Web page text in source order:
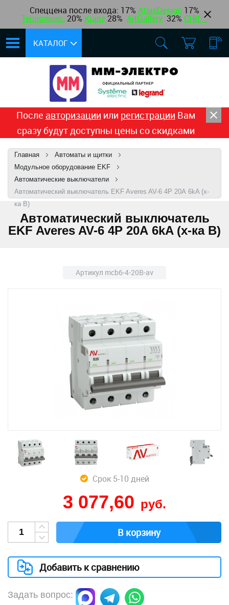
Спеццена после входа: 17% AtlasDesign 17%
Теплолюкс, 20% Kranz 28% ArtGallery 32% CHINT
КАТАЛОГ
После авторизации или регистрации Вам
сразу будут доступны цены со скидками
Главная
Автоматы и щитки
Модульное оборудование EKF
Автоматические выключатели
Автоматический выключатель EKF Averes AV-6 4P 20А 6kA (х-
ка B)
Автоматический выключатель
EKF Averes AV-6 4P 20А 6kA (х-ка B)
Артикул mcb6-4-20B-av
Срок 5-10 дней
3 077,60 руб.
В корзину
Добавить к сравнению
Задать вопрос: